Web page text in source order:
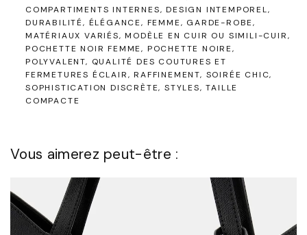
COMPARTIMENTS INTERNES
DESIGN INTEMPOREL
DURABILITÉ ÉLÉGANCE FEMME
GARDE-ROBE
MATÉRIAUX VARIÉS
MODÈLE EN CUIR OU SIMILI-CUIR
POCHETTE NOIR FEMME POCHETTE NOIRE
POLYVALENT
QUALITÉ DES COUTURES ET
FERMETURES ÉCLAIR
RAFFINEMENT SOIRÉE CHIC
SOPHISTICATION DISCRÈTE STYLES
TAILLE
COMPACTE
Vous aimerez peut-être :